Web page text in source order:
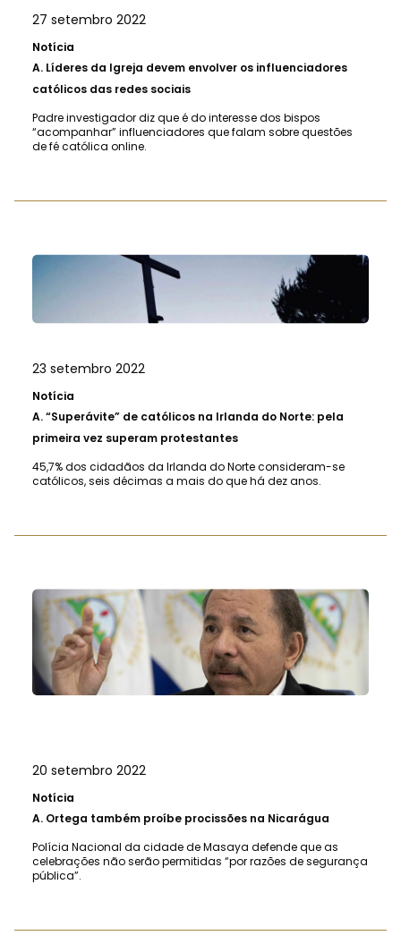
27 setembro 2022
Notícia
A. Líderes da Igreja devem envolver os influenciadores
católicos das redes sociais
Padre investigador diz que é do interesse dos bispos
“acompanhar” influenciadores que falam sobre questões
de fé católica online.
23 setembro 2022
Notícia
A.“Superávite” de católicos na Irlanda do Norte: pela
primeira vez superam protestantes
45,7% dos cidadãos da Irlanda do Norte consideram-se
católicos, seis décimas a mais do que há dez anos.
20 setembro 2022
Notícia
A. Ortega também proíbe procissões na Nicarágua
Polícia Nacional da cidade de Masaya defende que as
celebrações não serão permitidas “por razões de segurança
pública”.